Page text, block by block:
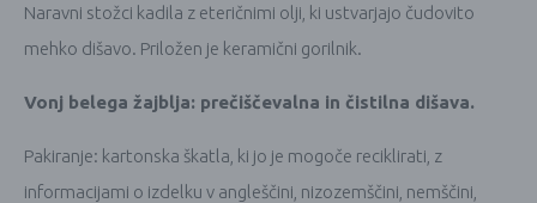
Naravni stožci kadila z eteričnimi olji, ki ustvarjajo čudovito
mehko dišavo. Priložen je keramični gorilnik.
Vonj belega žajblja: prečiščevalna in čistilna dišava.
Pakiranje: kartonska škatla, ki jo je mogoče reciklirati, z
informacijami o izdelku v angleščini, nizozemščini, nemščini,